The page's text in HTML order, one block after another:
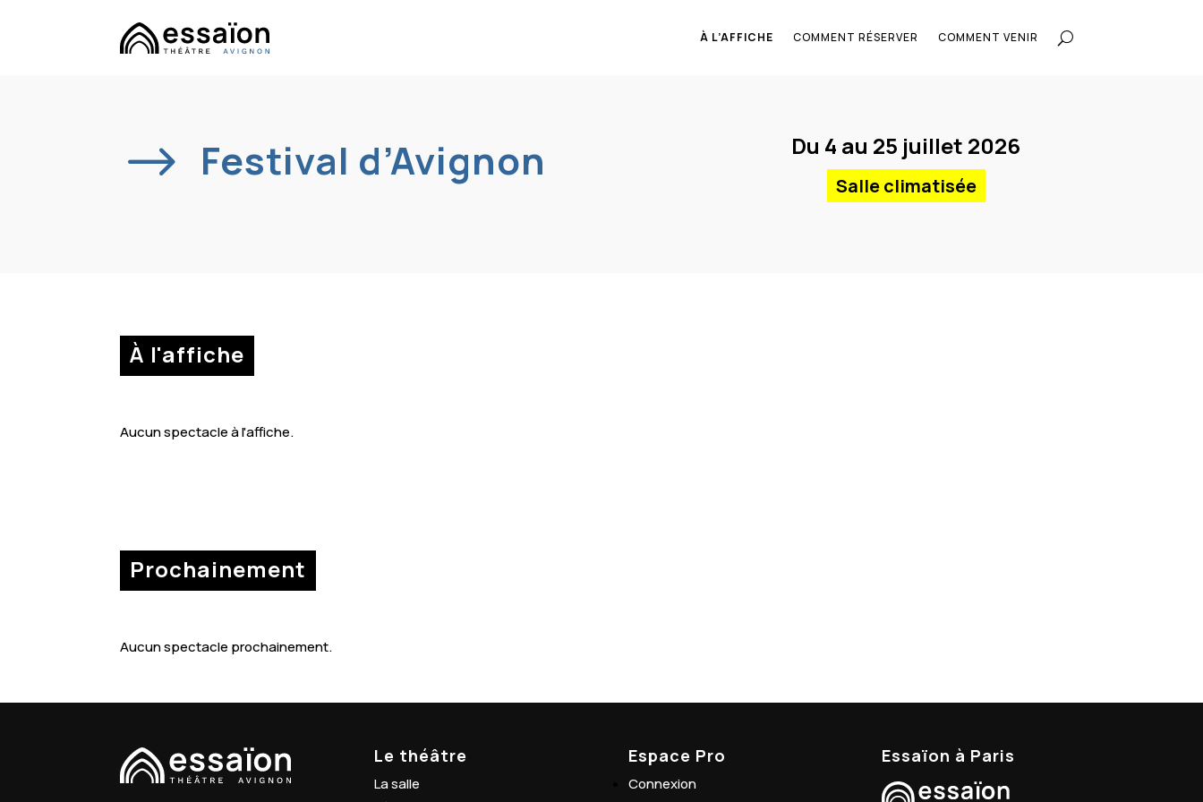
À L’AFFICHE COMMENT RÉSERVER COMMENT VENIR
$ Festival d’Avignon Du 4 au 25 juillet 2026
Salle climatisée
À l'affiche
Aucun spectacle à l'affiche.
Prochainement
Aucun spectacle prochainement.
Le théâtre
La salle
Espace Pro
Connexion
Essaïon à Paris